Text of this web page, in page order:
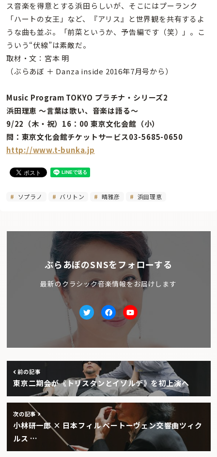
ス音楽を得意とする浜田らしいが、そこにはプーランク
「ハートの女王」など、『アリス』と世界観を共有するよ
うな曲も並ぶ。「前菜というか、予告編です（笑）」。こ
ういう“伏線”は素敵だ。
取材・文：宮本 明
（ぶらあぼ ＋ Danza inside 2016年7月号から）
Music Program TOKYO プラチナ・シリーズ2
浜田理恵 〜言葉は歌い、音楽は語る〜
9/22（木・祝）16：00 東京文化会館（小）
問：東京文化会館チケットサービス03-5685-0650
http://www.t-bunka.jp
ソプラノ バリトン 晴雅彦 浜田理恵
ぶらあぼのSNSをフォローする
最新のクラシック音楽情報をお届けします
TwitterfacebookYoutube
前の記事
東京二期会が《トリスタンとイゾルデ》を初上演へ
次の記事
小林研一郎 × 日本フィル ベートーヴェン交響曲ツィク
ルス …